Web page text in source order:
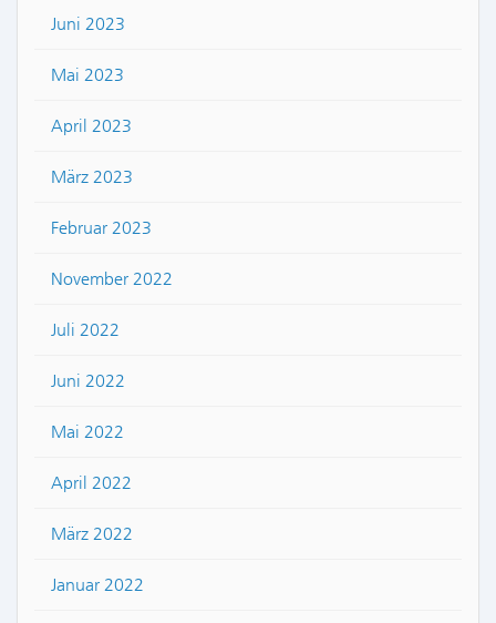
Juni 2023
Mai 2023
April 2023
März 2023
Februar 2023
November 2022
Juli 2022
Juni 2022
Mai 2022
April 2022
März 2022
Januar 2022